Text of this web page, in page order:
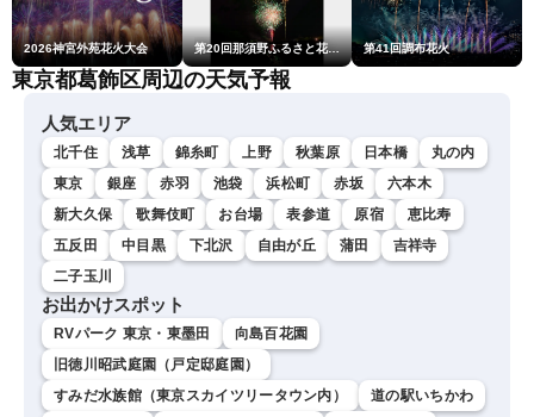
2026神宮外苑花火大会 第20回那須野ふるさと花火大会 第41回調布花火
東京都葛飾区周辺の天気予報
人気エリア
北千住 浅草 錦糸町 上野 秋葉原 日本橋
丸の内
東京
銀座 赤羽 池袋 浜松町 赤坂
六本木
新大久保
歌舞伎町 お台場 表参道 原宿
恵比寿
五反田
中目黒 下北沢 自由が丘 蒲田
吉祥寺
二子玉川
お出かけスポット
RVパーク 東京・東墨田
向島百花園
旧徳川昭武庭園（戸定邸庭園）
すみだ水族館（東京スカイツリータウン内）
道の駅いちかわ